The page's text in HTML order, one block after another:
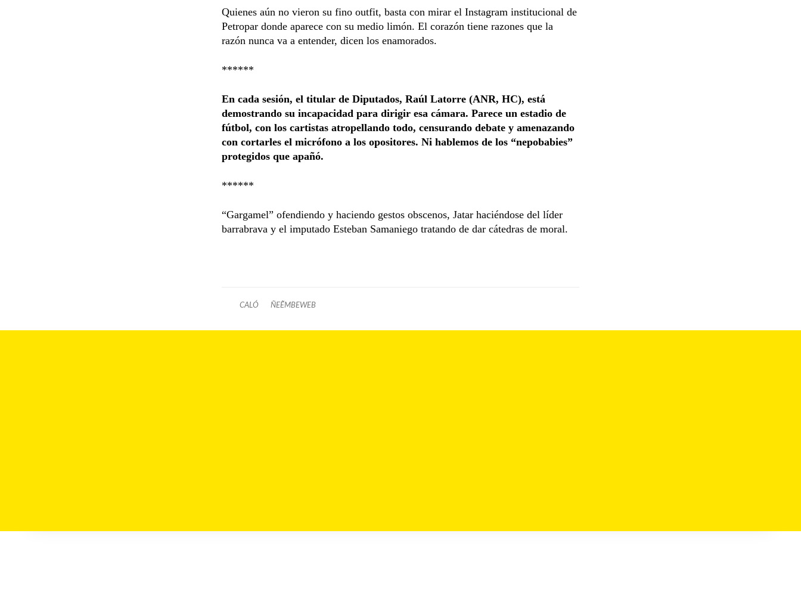
Quienes aún no vieron su fino outfit, basta con mirar el Instagram institucional de
Petropar donde aparece con su medio limón. El corazón tiene razones que la
razón nunca va a entender, dicen los enamorados.
******
En cada sesión, el titular de Diputados, Raúl Latorre (ANR, HC), está
demostrando su incapacidad para dirigir esa cámara. Parece un estadio de
fútbol, con los cartistas atropellando todo, censurando debate y amenazando
con cortarles el micrófono a los opositores. Ni hablemos de los “nepobabies”
protegidos que apañó.
******
“Gargamel” ofendiendo y haciendo gestos obscenos, Jatar haciéndose del líder
barrabrava y el imputado Esteban Samaniego tratando de dar cátedras de moral.
CALÓ ÑEẼMBEWEB